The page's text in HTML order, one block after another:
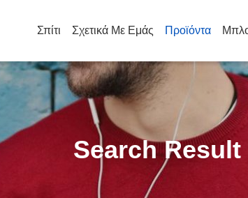
Σπίτι Σχετικά Με Εμάς Προϊόντα
Search Result